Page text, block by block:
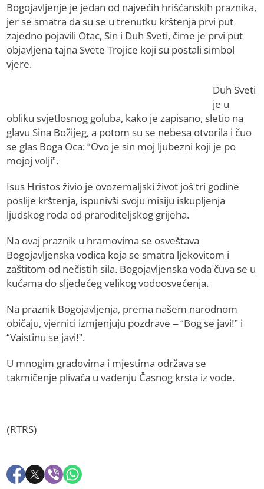
Bogojavljenje je jedan od najvećih hrišćanskih praznika,
jer se smatra da su se u trenutku krštenja prvi put
zajedno pojavili Otac, Sin i Duh Sveti, čime je prvi put
objavljena tajna Svete Trojice koji su postali simbol
vjere.
Duh Sveti
je u
obliku svjetlosnog goluba, kako je zapisano, sletio na
glavu Sina Božijeg, a potom su se nebesa otvorila i čuo
se glas Boga Oca: “Ovo je sin moj ljubezni koji je po
mojoj volji”.
Isus Hristos živio je ovozemaljski život još tri godine
poslije krštenja, ispunivši svoju misiju iskupljenja
ljudskog roda od praroditeljskog grijeha.
Na ovaj praznik u hramovima se osveštava
Bogojavljenska vodica koja se smatra ljekovitom i
zaštitom od nečistih sila. Bogojavljenska voda čuva se u
kućama do sljedećeg velikog vodoosvećenja.
Na praznik Bogojavljenja, prema našem narodnom
običaju, vjernici izmjenjuju pozdrave – “Bog se javi!” i
“Vaistinu se javi!”.
U mnogim gradovima i mjestima održava se
takmičenje plivača u vađenju Časnog krsta iz vode.
(RTRS)